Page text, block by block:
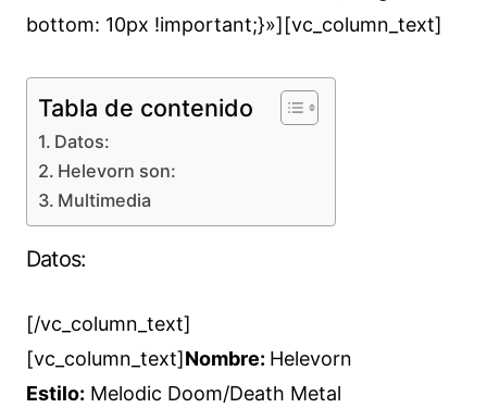
bottom: 10px !important;}»][vc_column_text]
Tabla de contenido
Datos:
Helevorn son:
Multimedia
Datos:
[/vc_column_text]
[vc_column_text]Nombre: Helevorn
Estilo: Melodic Doom/Death Metal